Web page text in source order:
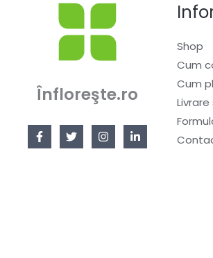
Înfloreşte.ro
Shop
Cum
Cum